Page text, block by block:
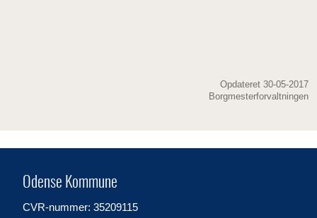
Opdateret 30-05-2017
Borgmesterforvaltningen
Odense Kommune
CVR-nummer: 35209115